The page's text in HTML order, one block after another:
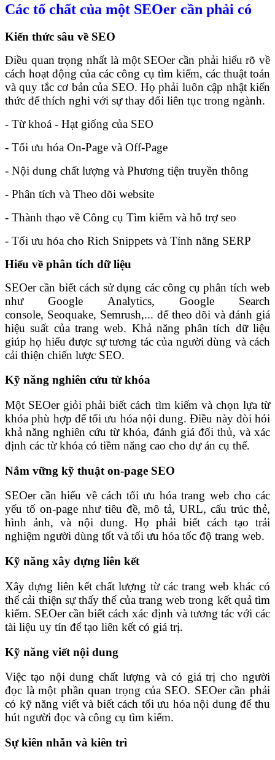
Các tố chất của một SEOer cần phải có
Kiến thức sâu về SEO
Điều quan trọng nhất là một SEOer cần phải hiểu rõ về
cách hoạt động của các công cụ tìm kiếm, các thuật toán
và quy tắc cơ bản của SEO. Họ phải luôn cập nhật kiến
thức để thích nghi với sự thay đổi liên tục trong ngành.
- Từ khoá - Hạt giống của SEO
- Tối ưu hóa On-Page và Off-Page
- Nội dung chất lượng và Phương tiện truyền thông
- Phân tích và Theo dõi website
- Thành thạo về Công cụ Tìm kiếm và hỗ trợ seo
- Tối ưu hóa cho Rich Snippets và Tính năng SERP
Hiểu về phân tích dữ liệu
SEOer cần biết cách sử dụng các công cụ phân tích web
như Google Analytics, Google Search
console, Seoquake, Semrush,... để theo dõi và đánh giá
hiệu suất của trang web. Khả năng phân tích dữ liệu
giúp họ hiểu được sự tương tác của người dùng và cách
cải thiện chiến lược SEO.
Kỹ năng nghiên cứu từ khóa
Một SEOer giỏi phải biết cách tìm kiếm và chọn lựa từ
khóa phù hợp để tối ưu hóa nội dung. Điều này đòi hỏi
khả năng nghiên cứu từ khóa, đánh giá đối thủ, và xác
định các từ khóa có tiềm năng cao cho dự án cụ thể.
Nắm vững kỹ thuật on-page SEO
SEOer cần hiểu về cách tối ưu hóa trang web cho các
yếu tố on-page như tiêu đề, mô tả, URL, cấu trúc thẻ,
hình ảnh, và nội dung. Họ phải biết cách tạo trải
nghiệm người dùng tốt và tối ưu hóa tốc độ trang web.
Kỹ năng xây dựng liên kết
Xây dựng liên kết chất lượng từ các trang web khác có
thể cải thiện sự thấy thế của trang web trong kết quả tìm
kiếm. SEOer cần biết cách xác định và tương tác với các
tài liệu uy tín để tạo liên kết có giá trị.
Kỹ năng viết nội dung
Việc tạo nội dung chất lượng và có giá trị cho người
đọc là một phần quan trọng của SEO. SEOer cần phải
có kỹ năng viết và biết cách tối ưu hóa nội dung để thu
hút người đọc và công cụ tìm kiếm.
Sự kiên nhẫn và kiên trì